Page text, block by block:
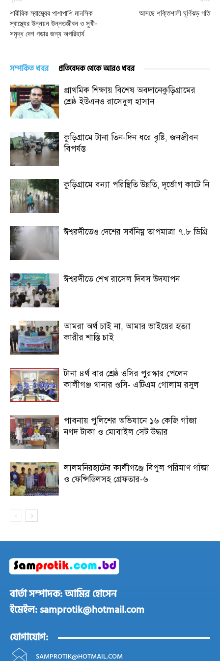
শারীরিক স্বাস্থ্যের পাশাপাশি মানসিক
স্বাস্থ্যের উন্নয়ন উন্নতজীবন ও সুখী-
সমৃদ্ধ দেশ গড়ার জন্য অপরিহার্য
আসছে শক্তিশালী ঘূর্ণিঝড় গতি
সম্পর্কিত খবর প্রতিবেদক থেকে আরও খবর
প্রাথমিক শিক্ষায় বিশেষ অবদানেকুড়িগ্রামের
শ্রেষ্ঠ ইউএনও রাসেদুল হাসান
কুড়িগ্রামে টানা তিন-দিন ধরে বৃষ্টি, জনজীবন
বিপর্যস্ত
কুড়িগ্রামে বন্যা পরিস্থিতি উন্নতি, দূর্ভোগ কাটে নি
ঈশ্বরদীতেও দেশের সর্বনিম্ন তাপমাত্রা ৭.৮ ডিগ্রি
ঈশ্বরদীতে শেখ রাসেল দিবস উদযাপন
আমরা অর্থ চাই না, আমার ভাইয়ের হত্যা
কারীর শাস্তি চাই
টানা ৪র্থ বার শ্রেষ্ঠ ওসির পুরস্কার পেলেন
কালীগঞ্জ থানার ওসি- এটিএম গোলাম রসুল
পাবনায় পুলিশের অভিযানে ১৬ কেজি গাঁজা
নগদ টাকা ও মোবাইল সেট উদ্ধার
লালমনিরহাটের কালীগঞ্জে বিপুল পরিমাণ গাঁজা
ও ফেন্সিডিলসহ গ্রেফতার-৬
বার্তা সম্পাদক: আমির হোসেন
ইমেইল: samprotik@hotmail.com
যোগাযোগ:
SAMPROTIK@HOTMAIL.COM